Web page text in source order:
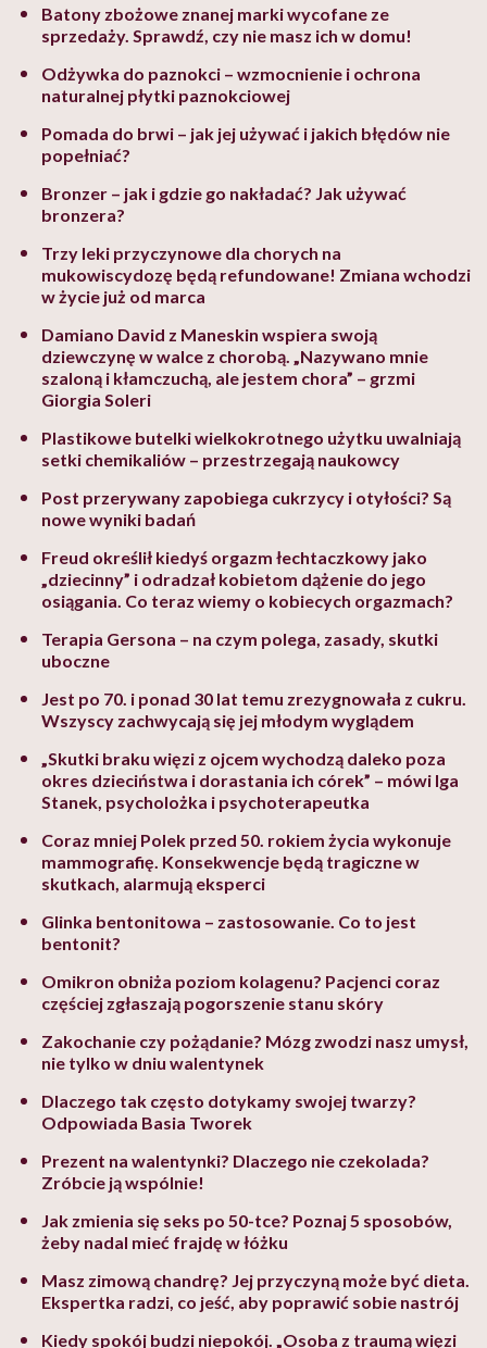
Batony zbożowe znanej marki wycofane ze
sprzedaży. Sprawdź, czy nie masz ich w domu!
Odżywka do paznokci – wzmocnienie i ochrona
naturalnej płytki paznokciowej
Pomada do brwi – jak jej używać i jakich błędów nie
popełniać?
Bronzer – jak i gdzie go nakładać? Jak używać
bronzera?
Trzy leki przyczynowe dla chorych na
mukowiscydozę będą refundowane! Zmiana wchodzi
w życie już od marca
Damiano David z Maneskin wspiera swoją
dziewczynę w walce z chorobą. „Nazywano mnie
szaloną i kłamczuchą, ale jestem chora” – grzmi
Giorgia Soleri
Plastikowe butelki wielkokrotnego użytku uwalniają
setki chemikaliów – przestrzegają naukowcy
Post przerywany zapobiega cukrzycy i otyłości? Są
nowe wyniki badań
Freud określił kiedyś orgazm łechtaczkowy jako
„dziecinny” i odradzał kobietom dążenie do jego
osiągania. Co teraz wiemy o kobiecych orgazmach?
Terapia Gersona – na czym polega, zasady, skutki
uboczne
Jest po 70. i ponad 30 lat temu zrezygnowała z cukru.
Wszyscy zachwycają się jej młodym wyglądem
„Skutki braku więzi z ojcem wychodzą daleko poza
okres dzieciństwa i dorastania ich córek” – mówi Iga
Stanek, psycholożka i psychoterapeutka
Coraz mniej Polek przed 50. rokiem życia wykonuje
mammografię. Konsekwencje będą tragiczne w
skutkach, alarmują eksperci
Glinka bentonitowa – zastosowanie. Co to jest
bentonit?
Omikron obniża poziom kolagenu? Pacjenci coraz
częściej zgłaszają pogorszenie stanu skóry
Zakochanie czy pożądanie? Mózg zwodzi nasz umysł,
nie tylko w dniu walentynek
Dlaczego tak często dotykamy swojej twarzy?
Odpowiada Basia Tworek
Prezent na walentynki? Dlaczego nie czekolada?
Zróbcie ją wspólnie!
Jak zmienia się seks po 50-tce? Poznaj 5 sposobów,
żeby nadal mieć frajdę w łóżku
Masz zimową chandrę? Jej przyczyną może być dieta.
Ekspertka radzi, co jeść, aby poprawić sobie nastrój
Kiedy spokój budzi niepokój. „Osoba z traumą więzi